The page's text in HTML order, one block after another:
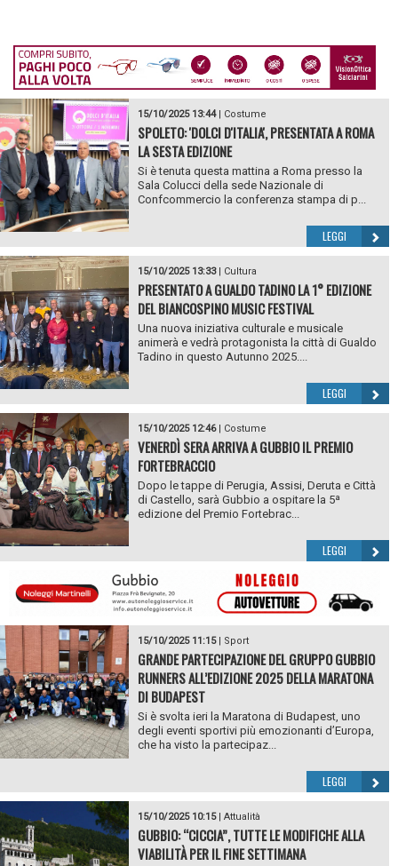
15/10/2025 13:44| Costume
SPOLETO: 'DOLCI D'ITALIA', PRESENTATA A ROMA
LA SESTA EDIZIONE
Si è tenuta questa mattina a Roma presso la
Sala Colucci della sede Nazionale di
Confcommercio la conferenza stampa di p...
LEGGI
15/10/2025 13:33| Cultura
PRESENTATO A GUALDO TADINO LA 1° EDIZIONE
DEL BIANCOSPINO MUSIC FESTIVAL
Una nuova iniziativa culturale e musicale
animerà e vedrà protagonista la città di Gualdo
Tadino in questo Autunno 2025....
LEGGI
15/10/2025 12:46| Costume
VENERDÌ SERA ARRIVA A GUBBIO IL PREMIO
FORTEBRACCIO
Dopo le tappe di Perugia, Assisi, Deruta e Città
di Castello, sarà Gubbio a ospitare la 5ª
edizione del Premio Fortebrac...
LEGGI
15/10/2025 11:15| Sport
GRANDE PARTECIPAZIONE DEL GRUPPO GUBBIO
RUNNERS ALL’EDIZIONE 2025 DELLA MARATONA
DI BUDAPEST
Si è svolta ieri la Maratona di Budapest, uno
degli eventi sportivi più emozionanti d’Europa,
che ha visto la partecipaz...
LEGGI
15/10/2025 10:15| Attualità
GUBBIO: “CICCIA”, TUTTE LE MODIFICHE ALLA
VIABILITÀ PER IL FINE SETTIMANA